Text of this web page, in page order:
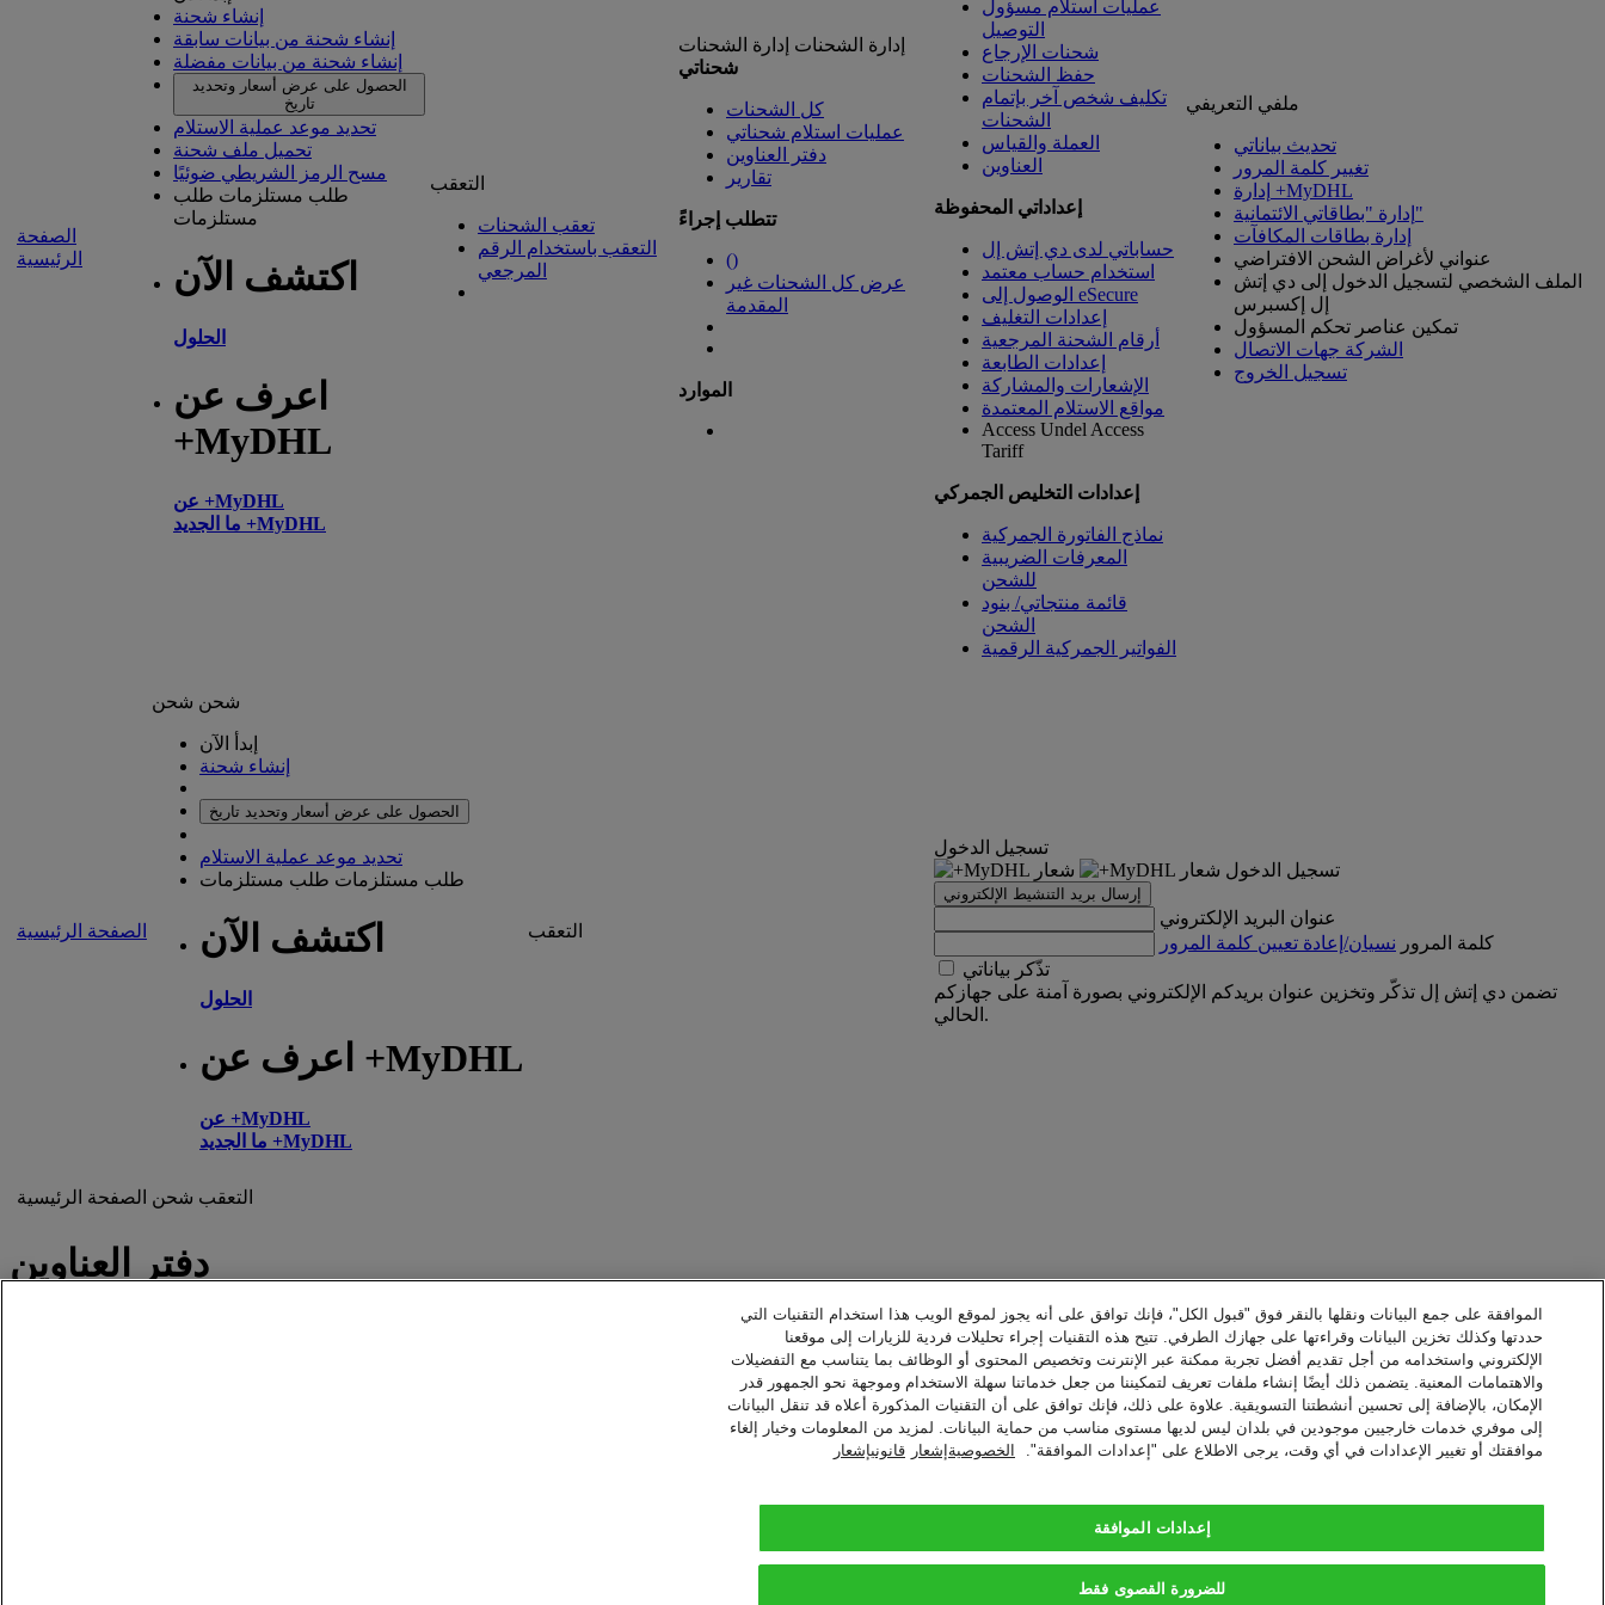
الصفحة
الرئيسية
إنشاء شحنة
إنشاء شحنة من بيانات سابقة
إنشاء شحنة من بيانات مفضلة
الحصول على عرض أسعار وتحديد
تاريخ
تحديد موعد عملية الاستلام
تحميل ملف شحنة
مسح الرمز الشريطي ضوئيًا
طلب مستلزمات طلب
مستلزمات
اكتشف الآن
الحلول
اعرف عن
+MyDHL
عن +MyDHL
ما الجديد +MyDHL
التعقب
تعقب الشحنات
التعقب باستخدام الرقم
المرجعي
إدارة الشحنات إدارة الشحنات
شحناتي
كل الشحنات
عمليات استلام شحناتي
دفتر العناوين
تقارير
تتطلب إجراءً
()
عرض كل الشحنات غير
المقدمة
الموارد
عمليات استلام مسؤول
التوصيل
شحنات الإرجاع
حفظ الشحنات
تكليف شخص آخر بإتمام
الشحنات
العملة والقياس
العناوين
إعداداتي المحفوظة
حساباتي لدى دي إتش إل
استخدام حساب معتمد
الوصول إلى eSecure
إعدادات التغليف
أرقام الشحنة المرجعية
إعدادات الطابعة
الإشعارات والمشاركة
مواقع الاستلام المعتمدة
Access Undel Access
Tariff
إعدادات التخليص الجمركي
نماذج الفاتورة الجمركية
المعرفات الضريبية
للشحن
قائمة منتجاتي/ بنود
الشحن
الفواتير الجمركية الرقمية
ملفي التعريفي
تحديث بياناتي
تغيير كلمة المرور
إدارة +MyDHL
إدارة "بطاقاتي الائتمانية"
إدارة بطاقات المكافآت
عنواني لأغراض الشحن الافتراضي
الملف الشخصي لتسجيل الدخول إلى دي إتش
إل إكسبرس
تمكين عناصر تحكم المسؤول
الشركة جهات الاتصال
تسجيل الخروج
الصفحة الرئيسية
شحن شحن
إبدأ الآن
إنشاء شحنة
الحصول على عرض أسعار وتحديد تاريخ
تحديد موعد عملية الاستلام
طلب مستلزمات طلب مستلزمات
اكتشف الآن
الحلول
اعرف عن +MyDHL
عن +MyDHL
ما الجديد +MyDHL
التعقب
تسجيل الدخول
تسجيل الدخول
إرسال بريد التنشيط الإلكتروني
عنوان البريد الإلكتروني
كلمة المرور نسيان/إعادة تعيين كلمة المرور
تذّكر بياناتي
تضمن دي إتش إل تذكّر وتخزين عنوان بريدكم الإلكتروني بصورة آمنة على جهازكم
الحالي.
الصفحة الرئيسية شحن التعقب
دفتر العناوين
الموافقة على جمع البيانات ونقلها بالنقر فوق "قبول الكل"، فإنك توافق على أنه يجوز لموقع الويب هذا استخدام التقنيات التي
حددتها وكذلك تخزين البيانات وقراءتها على جهازك الطرفي. تتيح هذه التقنيات إجراء تحليلات فردية للزيارات إلى موقعنا
الإلكتروني واستخدامه من أجل تقديم أفضل تجربة ممكنة عبر الإنترنت وتخصيص المحتوى أو الوظائف بما يتناسب مع التفضيلات
والاهتمامات المعنية. يتضمن ذلك أيضًا إنشاء ملفات تعريف لتمكيننا من جعل خدماتنا سهلة الاستخدام وموجهة نحو الجمهور قدر
الإمكان، بالإضافة إلى تحسين أنشطتنا التسويقية. علاوة على ذلك، فإنك توافق على أن التقنيات المذكورة أعلاه قد تنقل البيانات
إلى موفري خدمات خارجيين موجودين في بلدان ليس لديها مستوى مناسب من حماية البيانات. لمزيد من المعلومات وخيار إلغاء
موافقتك أو تغيير الإعدادات في أي وقت، يرجى الاطلاع على "إعدادات الموافقة".
الخصوصيةإشعار قانونيإشعار
إعدادات الموافقة
للضرورة القصوى فقط